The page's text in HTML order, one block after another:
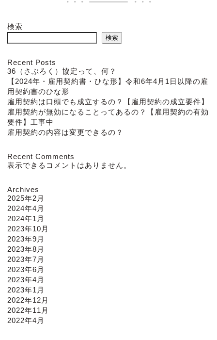
検索
検索
Recent Posts
36（さぶろく）協定って、何？
【2024年・雇用契約書・ひな形】令和6年4月1日以降の雇
用契約書のひな形
雇用契約は口頭でも成立するの？【雇用契約の成立要件】
雇用契約が無効になることってあるの？【雇用契約の有効
要件】工事中
雇用契約の内容は変更できるの？
Recent Comments
表示できるコメントはありません。
Archives
2025年2月
2024年4月
2024年1月
2023年10月
2023年9月
2023年8月
2023年7月
2023年6月
2023年4月
2023年1月
2022年12月
2022年11月
2022年4月